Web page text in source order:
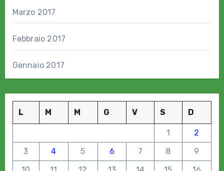
Marzo 2017
Febbraio 2017
Gennaio 2017
L M M G V S D
1
2
3
4 5 6 7 8
9